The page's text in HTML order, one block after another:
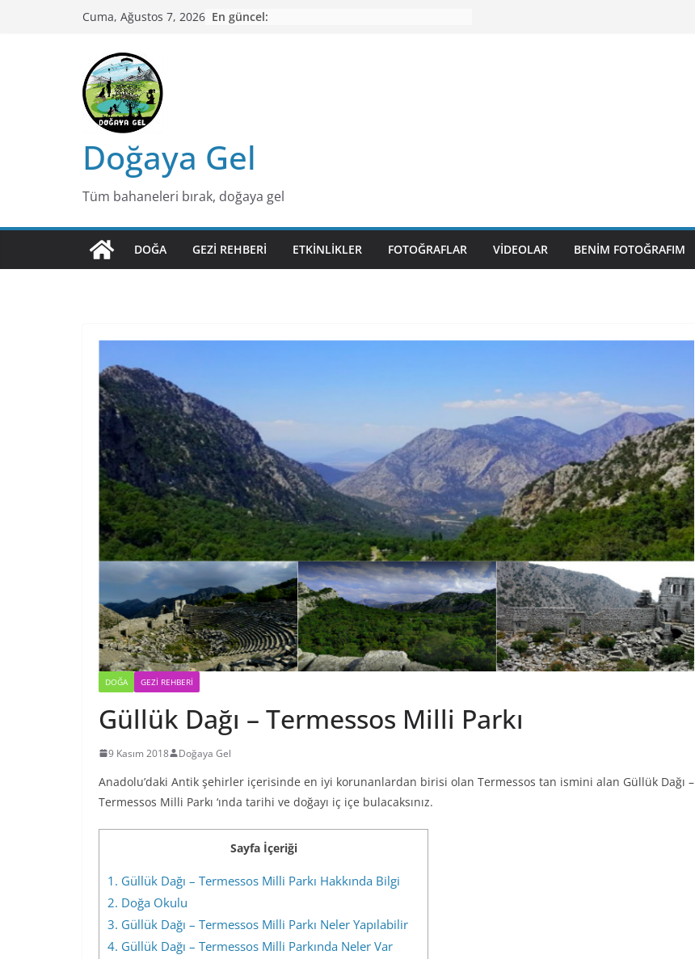
Cuma, Ağustos 7, 2026 En güncel:
Doğaya Gel
Tüm bahaneleri bırak, doğaya gel
DOĞA GEZI REHBERI ETKINLIKLER FOTOĞRAFLAR VIDEOLAR BENIM FOTOĞRAFIM
DOĞA GEZI REHBERI
Güllük Dağı – Termessos Milli Parkı
9 Kasım 2018 Doğaya Gel
Anadolu’daki Antik şehirler içerisinde en iyi korunanlardan birisi olan Termessos tan ismini alan Güllük Dağı –
Termessos Milli Parkı ‘ında tarihi ve doğayı iç içe bulacaksınız.
Sayfa İçeriği
1. Güllük Dağı – Termessos Milli Parkı Hakkında Bilgi
2. Doğa Okulu
3. Güllük Dağı – Termessos Milli Parkı Neler Yapılabilir
4. Güllük Dağı – Termessos Milli Parkında Neler Var